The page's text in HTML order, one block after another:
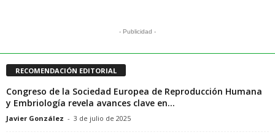
- Publicidad -
RECOMENDACIÓN EDITORIAL
Congreso de la Sociedad Europea de Reproducción Humana
y Embriología revela avances clave en...
Javier González - 3 de julio de 2025